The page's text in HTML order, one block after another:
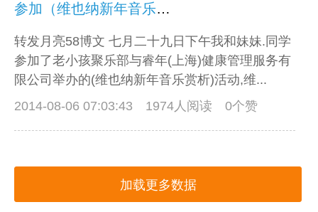
参加（维也纳新年音乐会赏析）活动
转发月亮58博文 七月二十九日下午我和妹妹.同学
参加了老小孩聚乐部与睿年(上海)健康管理服务有
限公司举办的(维也纳新年音乐赏析)活动,维...
2014-08-06 07:03:43
1974人阅读 0个赞
加载更多数据